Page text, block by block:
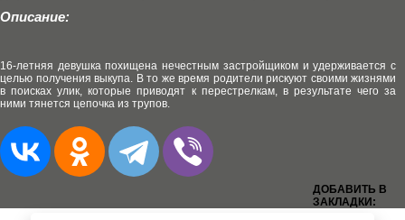
Описание:
16-летняя девушка похищена нечестным застройщиком и удерживается с
целью получения выкупа. В то же время родители рискуют своими жизнями
в поисках улик, которые приводят к перестрелкам, в результате чего за
ними тянется цепочка из трупов.
ДОБАВИТЬ В
ЗАКЛАДКИ: